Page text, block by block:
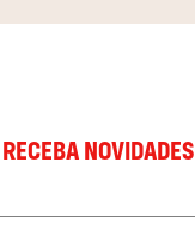
RECEBA NOVIDADES